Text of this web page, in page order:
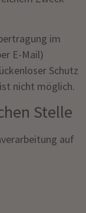
im
E-Mail)
Schutz
nicht möglich.
Stelle
auf